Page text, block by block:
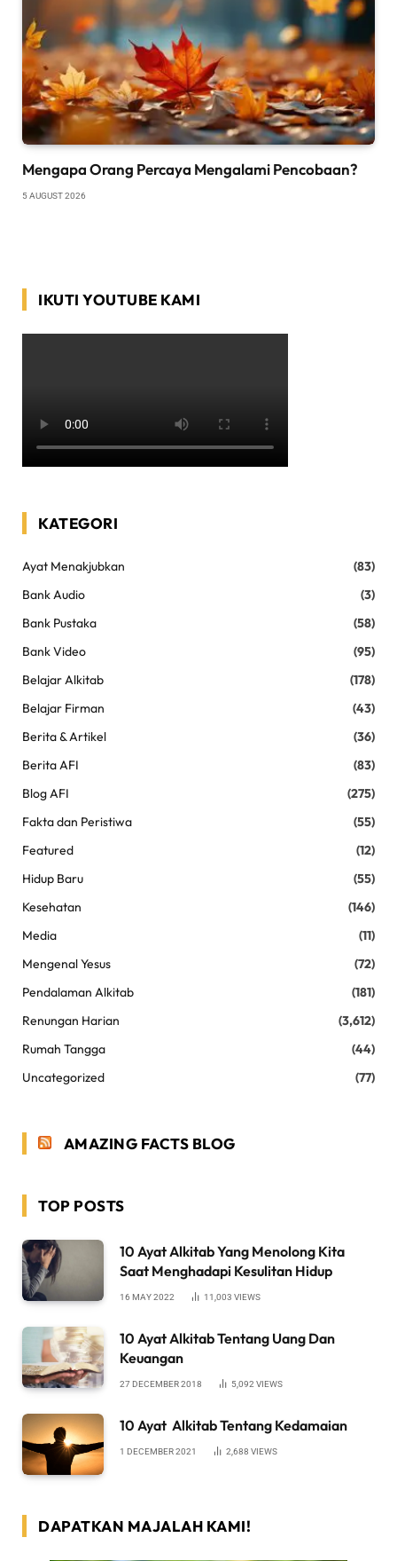
Mengapa Orang Percaya Mengalami Pencobaan?
5 AUGUST 2026
IKUTI YOUTUBE KAMI
KATEGORI
Ayat Menakjubkan
(83)
Bank Audio
(3)
Bank Pustaka
(58)
Bank Video
(95)
Belajar Alkitab
(178)
Belajar Firman
(43)
Berita & Artikel
(36)
Berita AFI
(83)
Blog AFI
(275)
Fakta dan Peristiwa
(55)
Featured
(12)
Hidup Baru
(55)
Kesehatan
(146)
Media
(11)
Mengenal Yesus
(72)
Pendalaman Alkitab
(181)
Renungan Harian
(3,612)
Rumah Tangga
(44)
Uncategorized
(77)
AMAZING FACTS BLOG
TOP POSTS
10 Ayat Alkitab Yang Menolong Kita
Saat Menghadapi Kesulitan Hidup
16 MAY 2022 11,003 VIEWS
10 Ayat Alkitab Tentang Uang Dan
Keuangan
27 DECEMBER 2018 5,092 VIEWS
10 Ayat Alkitab Tentang Kedamaian
1 DECEMBER 2021 2,688 VIEWS
DAPATKAN MAJALAH KAMI!